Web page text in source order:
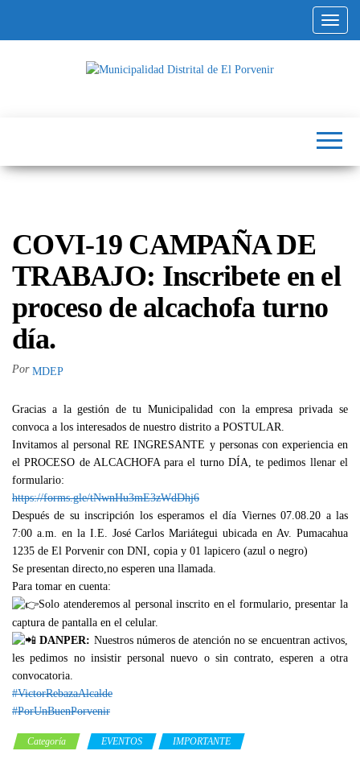
COVI-19 CAMPAÑA DE
TRABAJO: Inscribete en el
proceso de alcachofa turno
día.
Por MDEP
Gracias a la gestión de tu Municipalidad con la empresa privada se
convoca a los interesados de nuestro distrito a POSTULAR.
Invitamos al personal RE INGRESANTE y personas con experiencia en
el PROCESO de ALCACHOFA para el turno DÍA, te pedimos llenar el
formulario:
https://forms.gle/tNwnHu3mE3zWdDhj6
Después de su inscripción los esperamos el día Viernes 07.08.20 a las
7:00 a.m. en la I.E. José Carlos Mariátegui ubicada en Av. Pumacahua
1235 de El Porvenir con DNI, copia y 01 lapicero (azul o negro)
Se presentan directo,no esperen una llamada.
Para tomar en cuenta:
Solo atenderemos al personal inscrito en el formulario, presentar la
captura de pantalla en el celular.
DANPER: Nuestros números de atención no se encuentran activos,
les pedimos no insistir personal nuevo o sin contrato, esperen a otra
convocatoria.
#VictorRebazaAlcalde
#PorUnBuenPorvenir
Categoría EVENTOS IMPORTANTE